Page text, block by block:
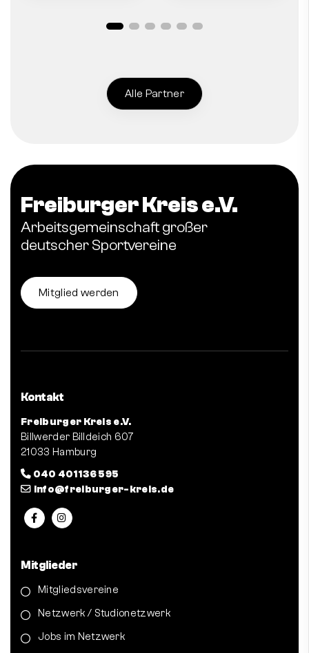
Alle Partner
Freiburger Kreis e.V.
Arbeitsgemeinschaft großer
deutscher Sportvereine
Mitglied werden
Kontakt
Freiburger Kreis e.V.
Billwerder Billdeich 607
21033 Hamburg
040 401 136 595
info@freiburger-kreis.de
Mitglieder
Mitgliedsvereine
Netzwerk / Studionetzwerk
Jobs im Netzwerk